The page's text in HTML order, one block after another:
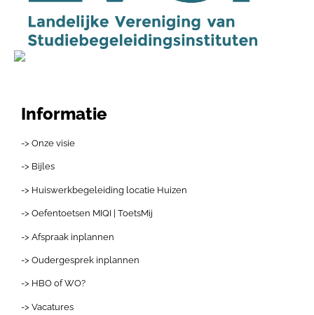
Informatie
-> Onze visie
-> Bijles
-> Huiswerkbegeleiding locatie Huizen
-> Oefentoetsen MIQI | ToetsMij
-> Afspraak inplannen
-> Oudergesprek inplannen
-> HBO of WO?
-> Vacatures